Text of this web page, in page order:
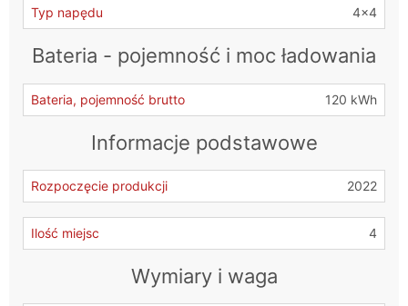
Typ napędu 4x4
Bateria - pojemność i moc ładowania
Bateria, pojemność brutto 120 kWh
Informacje podstawowe
Rozpoczęcie produkcji 2022
Ilość miejsc 4
Wymiary i waga